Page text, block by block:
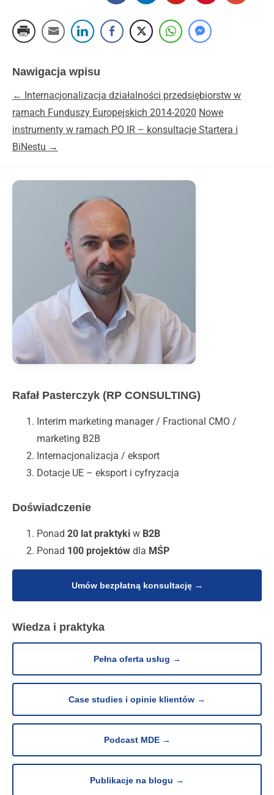
Nawigacja wpisu
← Internacjonalizacja działalności przedsiębiorstw w
ramach Funduszy Europejskich 2014-2020 Nowe
instrumenty w ramach PO IR – konsultacje Startera i
BiNestu →
Rafał Pasterczyk (RP CONSULTING)
Interim marketing manager / Fractional CMO /
marketing B2B
Internacjonalizacja / eksport
Dotacje UE – eksport i cyfryzacja
Doświadczenie
Ponad 20 lat praktyki w B2B
Ponad 100 projektów dla MŚP
Umów bezpłatną konsultację →
Wiedza i praktyka
Pełna oferta usług →
Case studies i opinie klientów →
Podcast MDE →
Publikacje na blogu →